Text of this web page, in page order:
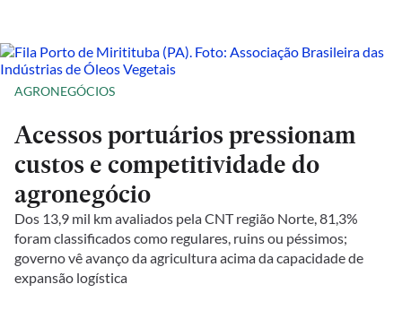
AGRONEGÓCIOS
Acessos portuários pressionam
custos e competitividade do
agronegócio
Dos 13,9 mil km avaliados pela CNT região Norte, 81,3%
foram classificados como regulares, ruins ou péssimos;
governo vê avanço da agricultura acima da capacidade de
expansão logística